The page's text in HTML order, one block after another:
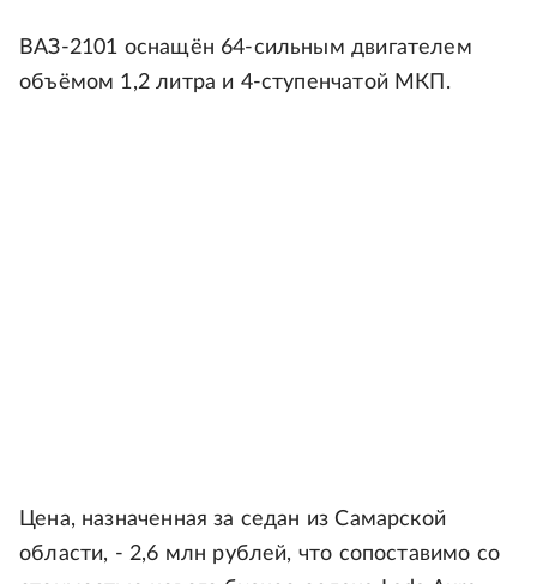
ВАЗ-2101 оснащён 64-сильным двигателем
объёмом 1,2 литра и 4-ступенчатой МКП.
Цена, назначенная за седан из Самарской
области, - 2,6 млн рублей, что сопоставимо со